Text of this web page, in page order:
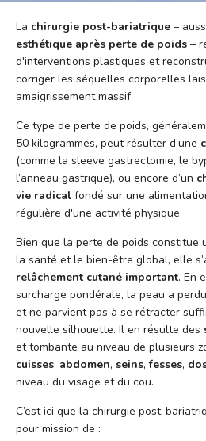
La chirurgie post-bariatrique –
esthétique après perte de poids –
d'interventions plastiques et
corriger les séquelles corporelles
amaigrissement massif.
Ce type de perte de poids,
50 kilogrammes, peut résulter d’une
(comme la sleeve gastrectomie, le
l’anneau gastrique), ou encore d’un
vie radical fondé sur une
régulière d'une activité physique.
Bien que la perte de poids constitue
la santé et le bien-être global, elle
relâchement cutané important. En
surcharge pondérale, la peau a
et ne parvient pas à se rétracter
nouvelle silhouette. Il en résulte des
et tombante au niveau de plusieurs
cuisses, abdomen, seins,fesses,
niveau du visage et du cou.
C’est ici que la chirurgie post-
pour mission de :